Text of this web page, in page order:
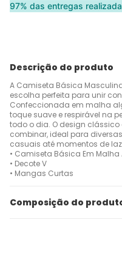
97% das entregas
Descrição do produto
A Camiseta Básica
escolha perfeita para unir
Confeccionada em malha
toque suave e respirável na
todo o dia. O design clássico
combinar, ideal para
casuais até momentos de
• Camiseta Básica Em
• Decote V
• Mangas Curtas
Composição do